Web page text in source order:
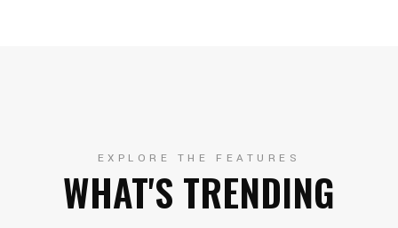
EXPLORE THE FEATURES
WHAT'S TRENDING